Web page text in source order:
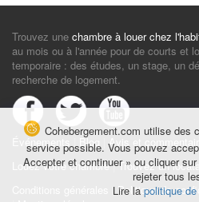
Trouvez une chambre à louer chez
au mois ou à l'année pour de courts et
temporaire : des études, un stage, un
recherche de logement.
Événements Blog |Avis et
Louez votre chambre|Trouvez un
| Politique de
Cohebergement.com utilise des
service possible. Vous pouvez
Accepter et continuer » ou cliquer
rejeter tous
Lire la politique